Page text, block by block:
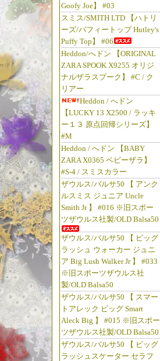
Goofy Joe】 #03
スミス/SMITH LTD 【ハトリ
ーズ/パフィートップ Hutley's
Puffy Top】 #06
Heddon/へドン 【ORIGINAL
ZARA SPOOK X9255 オリジ
ナルザラスプーク】 #C / ク
リアー
Heddon / へドン
【LUCKY 13 X2500 / ラッキ
ー１３ 原点回帰シリーズ】
#M
Heddon / へドン 【BABY
ZARA X0365 ベビーザラ】
#S-4 / スミスカラー
ザウルス/バルサ50 【 アンク
ルスミス ジュニア Uncle
Smith Jr 】 #016 ※旧スポー
ツザウルス社製/OLD Balsa50
ザウルス/バルサ50 【 ビッグ
ラッシュ ウォーカー ジュニ
ア Big Lush Walker Jr 】 #033
※旧スポーツザウルス社
製/OLD Balsa50
ザウルス/バルサ50 【 スマー
トアレック ビッグ Smart
Aleck Big 】 #015 ※旧スポー
ツザウルス社製/OLD Balsa50
ザウルス/バルサ50 【 ビッグ
ラッシュスケーター セラフ